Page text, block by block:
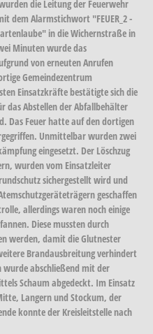
die Leitung der Feuerwehr
dem Alarmstichwort "FEUER_2 -
in die Wichernstraße in
Minuten wurde das
von erneuten Anrufen
Gemeindezentrum
Einsatzkräfte bestätigte sich die
das Abstellen der Abfallbehälter
Das Feuer hatte auf den dortigen
Unmittelbar wurden zwei
eingesetzt. Der Löschzug
wurden vom Einsatzleiter
sichergestellt wird und
geschaffen
allerdings waren noch einige
Diese mussten durch
werden, damit die Glutnester
Brandausbreitung verhindert
abschließend mit der
Schaum abgedeckt. Im Einsatz
Langern und Stockum, der
konnte der Kreisleitstelle nach